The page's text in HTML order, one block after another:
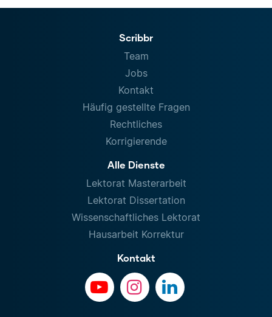
Scribbr
Team
Jobs
Kontakt
Häufig gestellte Fragen
Rechtliches
Korrigierende
Alle Dienste
Lektorat Masterarbeit
Lektorat Dissertation
Wissenschaftliches Lektorat
Hausarbeit Korrektur
Kontakt